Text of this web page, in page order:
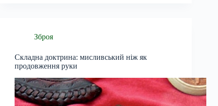
Зброя
Складна доктрина: мисливський ніж як
продовження руки